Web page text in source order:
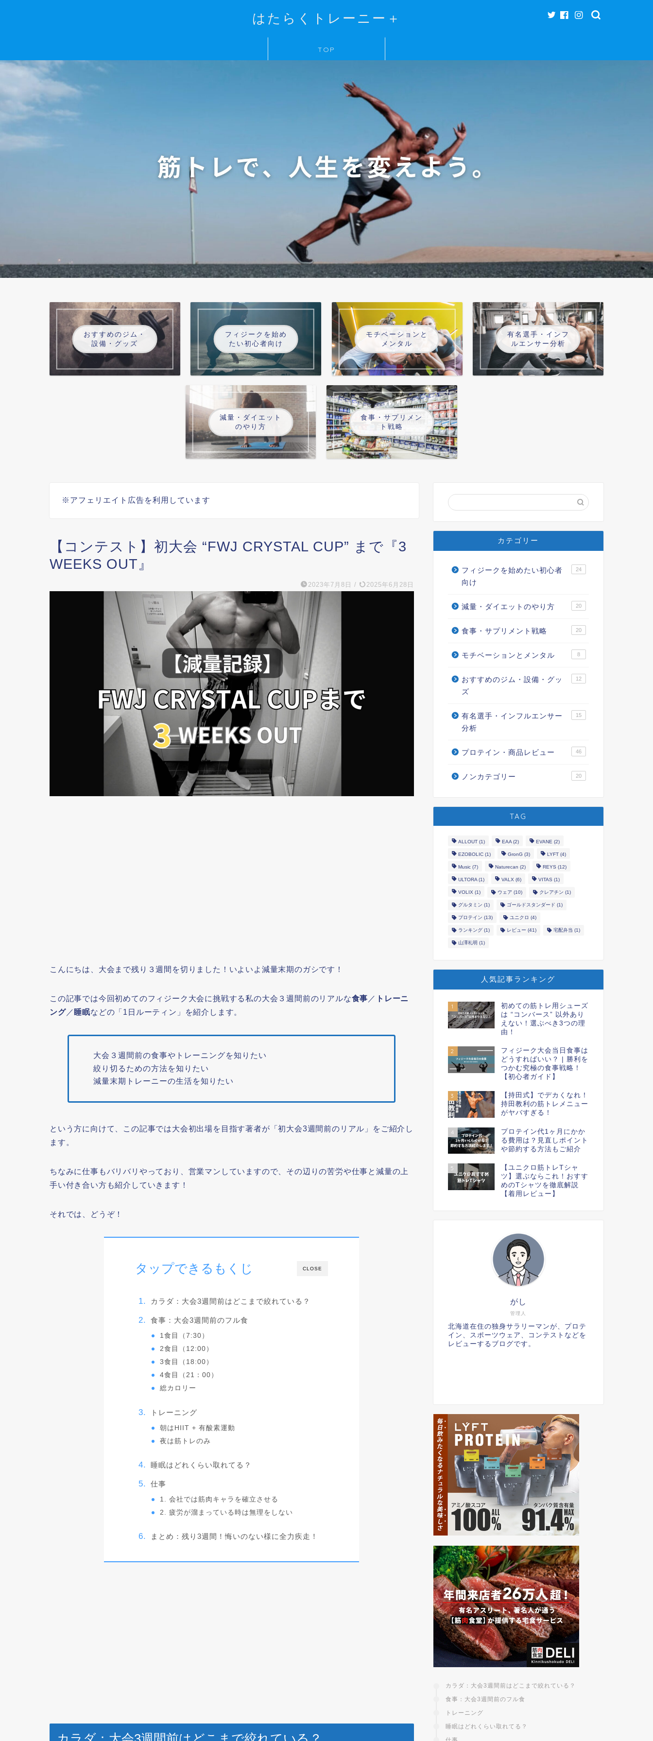
はたらくトレーニー＋
TOP
おすすめのジム・
設備・グッズ
フィジークを始め
たい初心者向け
モチベーションと
メンタル
有名選手・インフ
ルエンサー分析
減量・ダイエット
のやり方
食事・サプリメン
ト戦略
※アフェリエイト広告を利用しています
【コンテスト】初大会 “FWJ CRYSTAL CUP” まで『3
WEEKS OUT』
2023年7月8日 / 2025年6月28日
こんにちは、大会まで残り３週間を切りました！いよいよ減量末期のガシです！
この記事では今回初めてのフィジーク大会に挑戦する私の大会３週間前のリアルな食事 ／ トレーニ
ング／ 睡眠などの「1日ルーティン」を紹介します。
大会３週間前の食事やトレーニングを知りたい
絞り切るための方法を知りたい
減量末期トレーニーの生活を知りたい
という方に向けて、この記事では大会初出場を目指す著者が「初大会3週間前のリアル」をご紹介し
ます。
ちなみに仕事もバリバリやっており、営業マンしていますので、その辺りの苦労や仕事と減量の上
手い付き合い方も紹介していきます！
それでは、どうぞ！
CLOSE
タップできるもくじ
カラダ：大会3週間前はどこまで絞れている？
食事：大会3週間前のフル食
1食目（7:30）
2食目（12:00）
3食目（18:00）
4食目（21：00）
総カロリー
トレーニング
朝はHIIT + 有酸素運動
夜は筋トレのみ
睡眠はどれくらい取れてる？
仕事
1. 会社では筋肉キャラを確立させる
2. 疲労が溜まっている時は無理をしない
まとめ：残り3週間！悔いのない様に全力疾走！
カテゴリー
フィジークを始めたい初心者
向け
24
減量・ダイエットのやり方 20
食事・サプリメント戦略 20
モチベーションとメンタル 8
おすすめのジム・設備・グッ
ズ
12
有名選手・インフルエンサー
分析
15
プロテイン・商品レビュー 46
ノンカテゴリー 20
TAG
ALLOUT(1) EAA(2) EVANE(2)
EZOBOLIC(1) GronG (3) LYFT(4)
Music(7) Naturecan (2) REYS (12)
ULTORA(1) VALX(6) VITAS (1)
VOLIX(1) ウェア (10) クレアチン (1)
グルタミン (1) ゴールドスタンダード (1)
プロテイン (13) ユニクロ (4)
ランキング(1) レビュー (41) 宅配弁当 (1)
山澤礼明 (1)
人気記事ランキング
1
初めての筋トレ用シューズ
は “コンバース” 以外あり
えない！選ぶべき3つの理
由！
2
フィジーク大会当日食事は
どうすればいい？ | 勝利を
つかむ究極の食事戦略！
【初心者ガイド】
3
【持田式】でデカくなれ！
持田教利の筋トレメニュー
がヤバすぎる！
4
プロテイン代1ヶ月にかか
る費用は？見直しポイント
や節約する方法もご紹介
5
【ユニクロ筋トレTシャ
ツ】選ぶならこれ！おすす
めのTシャツを徹底解説
【着用レビュー】
管理人
がし
北海道在住の独身サラリーマンが、プロテ
イン、スポーツウェア、コンテストなどを
レビューするブログです。
カラダ：大会3週間前はどこまで絞れている？
食事：大会3週間前のフル食
トレーニング
睡眠はどれくらい取れてる？